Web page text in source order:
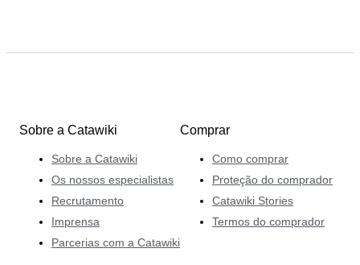
Sobre a Catawiki
Sobre a Catawiki
Os nossos especialistas
Recrutamento
Imprensa
Parcerias com a Catawiki
Comprar
Como comprar
Proteção do comprador
Catawiki Stories
Termos do comprador